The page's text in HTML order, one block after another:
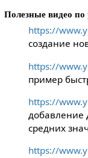
Полезные видео
https://
создание
https://
пример
https://
добавление
средних
https://